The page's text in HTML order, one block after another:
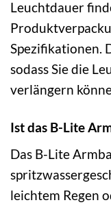
Leuchtdauer
Spezifikationen.
sodass Sie die
verlängern
Ist das B-Lite
Das B-Lite
leichtem Regen